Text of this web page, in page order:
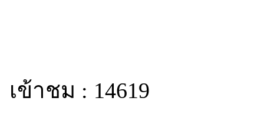
เข้าชม : 14619